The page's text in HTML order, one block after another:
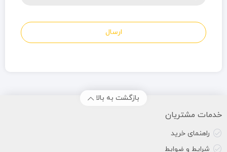
بازگشت به بالا
خدمات مشتریان
راهنمای خرید
شرایط و ضوابط